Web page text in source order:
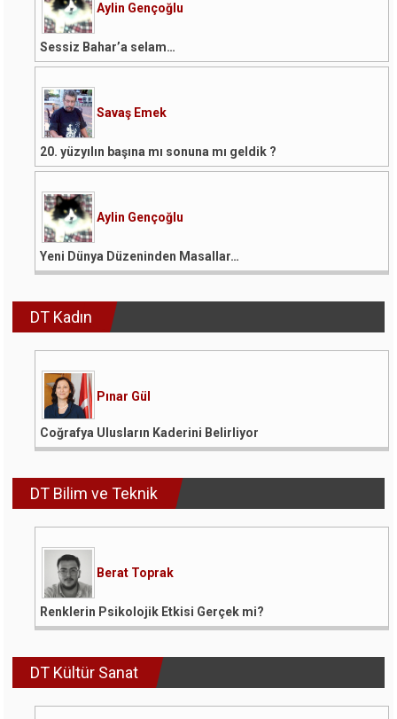
Aylin Gençoğlu
Sessiz Bahar’a selam…
Savaş Emek
20. yüzyılın başına mı sonuna mı geldik ?
Aylin Gençoğlu
Yeni Dünya Düzeninden Masallar…
DT Kadın
Pınar Gül
Coğrafya Ulusların Kaderini Belirliyor
DT Bilim ve Teknik
Berat Toprak
Renklerin Psikolojik Etkisi Gerçek mi?
DT Kültür Sanat